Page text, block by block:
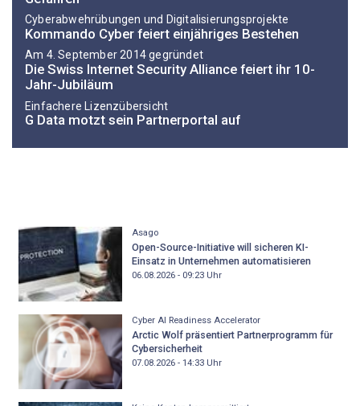
Cyberabwehrübungen und Digitalisierungsprojekte
Kommando Cyber feiert einjähriges Bestehen
Am 4. September 2014 gegründet
Die Swiss Internet Security Alliance feiert ihr 10-
Jahr-Jubiläum
Einfachere Lizenzübersicht
G Data motzt sein Partnerportal auf
Asago
Open-Source-Initiative will sicheren KI-
Einsatz in Unternehmen automatisieren
06.08.2026 - 09:23Uhr
Cyber AI Readiness Accelerator
Arctic Wolf präsentiert Partnerprogramm für
Cybersicherheit
07.08.2026 - 14:33Uhr